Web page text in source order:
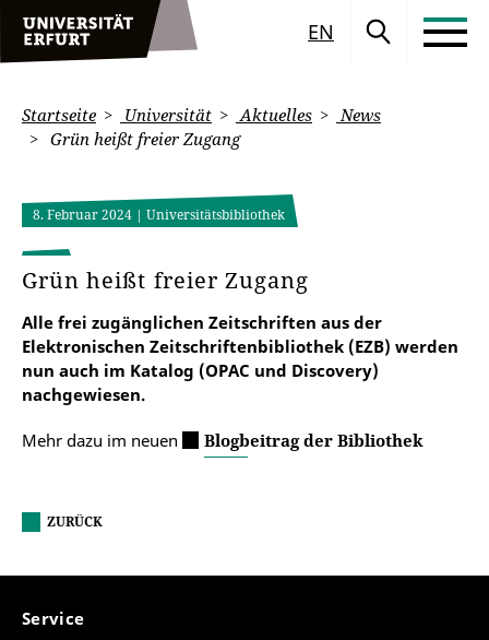
EN
Startseite Universität Aktuelles
News
Grün heißt freier Zugang
8. Februar 2024 | Universitätsbibliothek
Grün heißt freier Zugang
Alle frei zugänglichen Zeitschriften aus der
Elektronischen Zeitschriftenbibliothek (EZB) werden
nun auch im Katalog (OPAC und Discovery)
nachgewiesen.
Mehr dazu im neuen Blogbeitrag der Bibliothek
ZURÜCK
Service